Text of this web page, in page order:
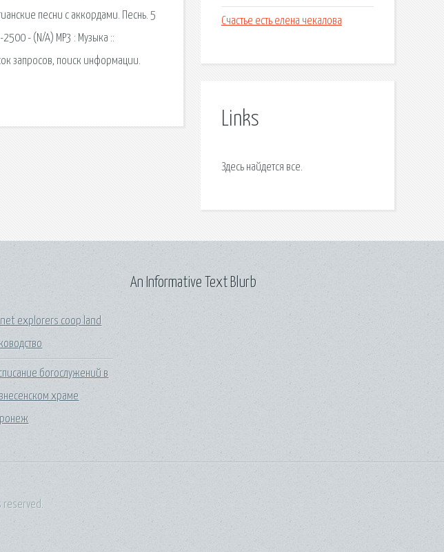
песни с аккордами. Песнь. 5
- (N/A) MP3 : Музыка ::
запросов, поиск информации.
Счастье есть елена чекалова
Links
Здесь найдется все.
explorers coop land
богослужений в
храме
An Informative Text Blurb
reserved.